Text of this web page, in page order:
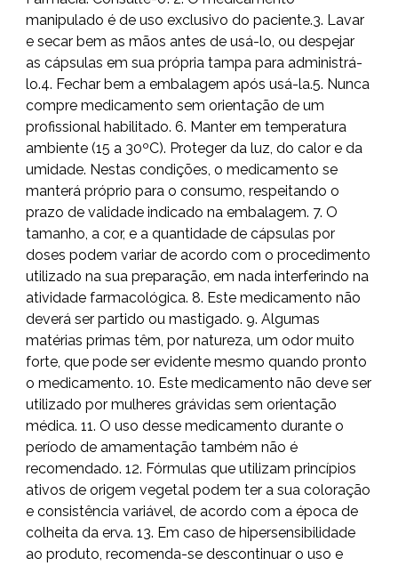
manipulado é de uso exclusivo do paciente.3. Lavar
e secar bem as mãos antes de usá-lo, ou despejar
as cápsulas em sua própria tampa para administrá-
lo.4. Fechar bem a embalagem após usá-la.5. Nunca
compre medicamento sem orientação de um
profissional habilitado. 6. Manter em temperatura
ambiente (15 a 30ºC). Proteger da luz, do calor e da
umidade. Nestas condições, o medicamento se
manterá próprio para o consumo, respeitando o
prazo de validade indicado na embalagem. 7. O
tamanho, a cor, e a quantidade de cápsulas por
doses podem variar de acordo com o procedimento
utilizado na sua preparação, em nada interferindo na
atividade farmacológica. 8. Este medicamento não
deverá ser partido ou mastigado. 9. Algumas
matérias primas têm, por natureza, um odor muito
forte, que pode ser evidente mesmo quando pronto
o medicamento. 10. Este medicamento não deve ser
utilizado por mulheres grávidas sem orientação
médica. 11. O uso desse medicamento durante o
período de amamentação também não é
recomendado. 12. Fórmulas que utilizam princípios
ativos de origem vegetal podem ter a sua coloração
e consistência variável, de acordo com a época de
colheita da erva. 13. Em caso de hipersensibilidade
ao produto, recomenda-se descontinuar o uso e